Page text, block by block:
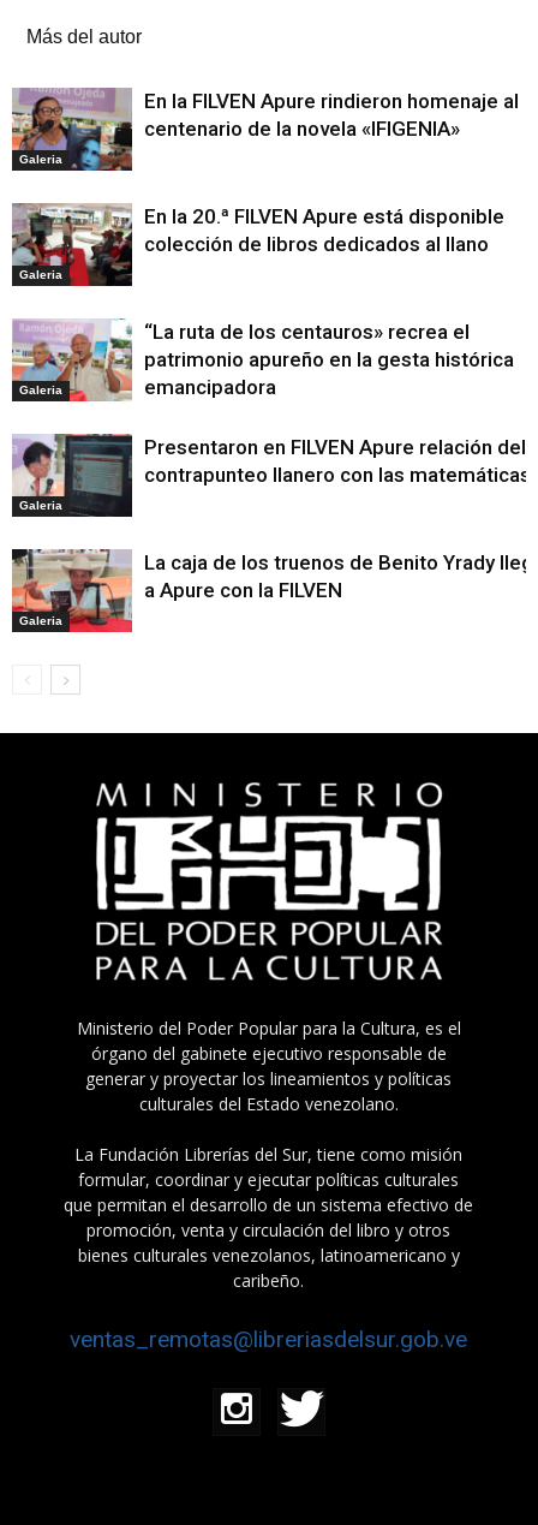
Más del autor
Galeria
En la FILVEN Apure rindieron homenaje al
centenario de la novela «IFIGENIA»
Galeria
En la 20.ª FILVEN Apure está disponible
colección de libros dedicados al llano
Galeria
“La ruta de los centauros» recrea el
patrimonio apureño en la gesta histórica
emancipadora
Galeria
Presentaron en FILVEN Apure relación del
contrapunteo llanero con las matemáticas
Galeria
La caja de los truenos de Benito Yrady
a Apure con la FILVEN
Ministerio del Poder Popular para la Cultura, es el
órgano del gabinete ejecutivo responsable de
generar y proyectar los lineamientos y políticas
culturales del Estado venezolano.
La Fundación Librerías del Sur, tiene como misión
formular, coordinar y ejecutar políticas culturales
que permitan el desarrollo de un sistema efectivo de
promoción, venta y circulación del libro y otros
bienes culturales venezolanos, latinoamericano y
caribeño.
ventas_remotas@libreriasdelsur.gob.ve